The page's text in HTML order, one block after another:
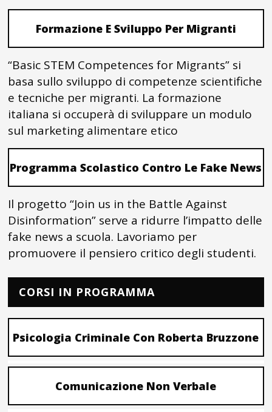
Formazione E Sviluppo Per Migranti
“Basic STEM Competences for Migrants” si
basa sullo sviluppo di competenze scientifiche
e tecniche per migranti. La formazione
italiana si occuperà di sviluppare un modulo
sul marketing alimentare etico
Programma Scolastico Contro Le Fake News
Il progetto “Join us in the Battle Against
Disinformation” serve a ridurre l’impatto delle
fake news a scuola. Lavoriamo per
promuovere il pensiero critico degli studenti.
CORSI IN PROGRAMMA
Psicologia Criminale Con Roberta Bruzzone
Comunicazione Non Verbale